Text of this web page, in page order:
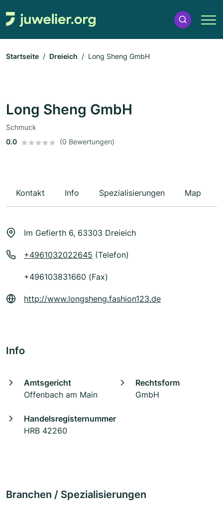
Startseite Dreieich Long Sheng GmbH
Long Sheng GmbH
Schmuck
0.0
(0 Bewertungen)
Kontakt Info Spezialisierungen Map
Im Gefierth 6, 63303 Dreieich
+4961032022645 (Telefon)
+496103831660 (Fax)
http://www.longsheng.fashion123.de
Info
Amtsgericht
Offenbach am Main
Rechtsform
GmbH
Handelsregisternummer
HRB 42260
Branchen / Spezialisierungen